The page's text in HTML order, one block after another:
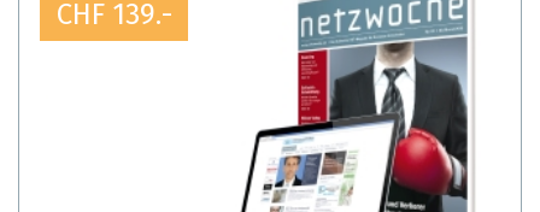
CHF 139.-